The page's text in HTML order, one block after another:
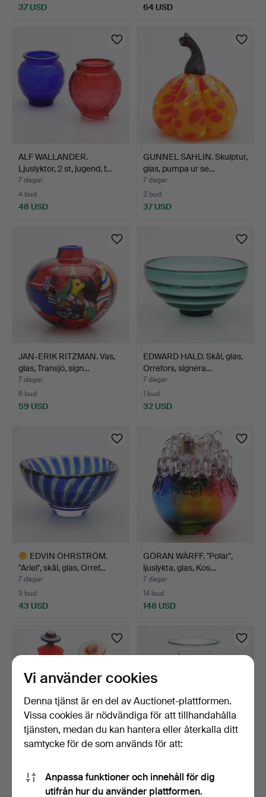
37 USD 64 USD
ALF WALLANDER.
Ljuslyktor, 2 st, jugend, f…
7 dagar
4 bud
48 USD
GUNNEL SAHLIN. Skulptur,
glas, pumpa ur se…
7 dagar
2 bud
37 USD
JAN-ERIK RITZMAN. Vas,
glas, Transjö, sign…
7 dagar
6 bud
59 USD
EDWARD HALD. Skål, glas,
Orrefors, signera…
7 dagar
1 bud
32 USD
EDVIN ÖHRSTRÖM.
"Ariel", skål, glas, Orref…
7 dagar
3 bud
43 USD
föremål
GÖRAN WÄRFF. "Polar",
ljuslykta, glas, Kos…
7 dagar
14 bud
148 USD
7 dagar
7 dagar
3 bud
Vi använder cookies
Denna tjänst är en del av Auctionet-plattformen.
Vissa cookies är nödvändiga för att tillhandahålla
tjänsten, medan du kan hantera eller återkalla ditt
samtycke för de som används för att:
Anpassa funktioner och innehåll för dig
utifrån hur du använder plattformen.